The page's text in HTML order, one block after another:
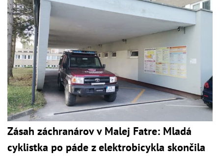
Zásah záchranárov v Malej Fatre: Mladá
cyklistka po páde z elektrobicykla skončila